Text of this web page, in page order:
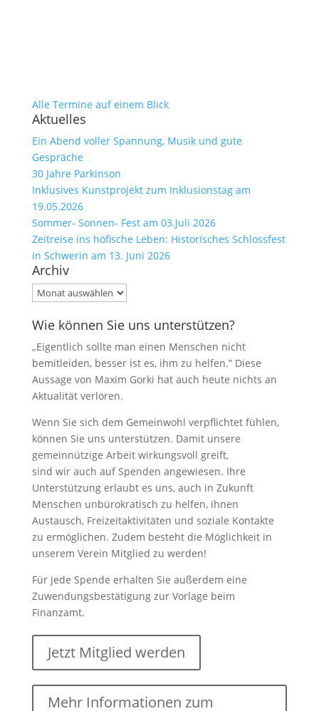
Alle Termine auf einem Blick
Aktuelles
Ein Abend voller Spannung, Musik und gute
Gespräche
30 Jahre Parkinson
Inklusives Kunstprojekt zum Inklusionstag am
19.05.2026
Sommer- Sonnen- Fest am 03.Juli 2026
Zeitreise ins höfische Leben: Historisches Schlossfest
in Schwerin am 13. Juni 2026
Archiv
Archiv
Wie können Sie uns unterstützen?
„Eigentlich sollte man einen Menschen nicht
bemitleiden, besser ist es, ihm zu helfen.” Diese
Aussage von Maxim Gorki hat auch heute nichts an
Aktualität verloren.
Wenn Sie sich dem Gemeinwohl verpflichtet fühlen,
können Sie uns unterstützen. Damit unsere
gemeinnützige Arbeit wirkungsvoll greift,
sind wir auch auf Spenden angewiesen. Ihre
Unterstützung erlaubt es uns, auch in Zukunft
Menschen unbürokratisch zu helfen, ihnen
Austausch, Freizeitaktivitäten und soziale Kontakte
zu ermöglichen. Zudem besteht die Möglichkeit in
unserem Verein Mitglied zu werden!
Für jede Spende erhalten Sie außerdem eine
Zuwendungsbestätigung zur Vorlage beim
Finanzamt.
Jetzt Mitglied werden
Mehr Informationen zum